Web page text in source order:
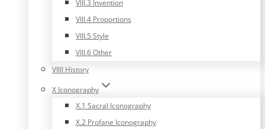
VIII.3 Invention
VIII.4 Proportions
VIII.5 Style
VIII.6 Other
VIIII History
X Iconography
X.1 Sacral Iconography
X.2 Profane Iconography